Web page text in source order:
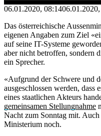
06.01.2020, 08:1406.01.2020,
Das österreichische
eigenen Angaben zum Ziel
auf seine IT-Systeme
aber nicht betroffen, sondern
ein Sprecher.
«Aufgrund der Schwere und
ausgeschlossen werden,
eines staatlichen Akteurs
gemeinsamen Stellungnahme
Nacht zum Sonntag mit.
Ministerium noch.